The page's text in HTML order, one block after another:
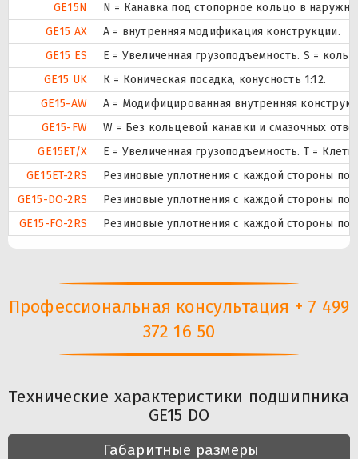
GE15N
N = Канавка под стопорное кольцо в
GE15 AX
A = внутренняя модификация конструкции.
GE15 ES
E = Увеличенная грузоподъемность. S =
GE15 UK
К = Коническая посадка, конусность 1:12.
GE15-AW
A = Модифицированная внутренняя
GE15-FW
W = Без кольцевой канавки и смазочных
GE15ET/X
E = Увеличенная грузоподъемность. T =
GE15ET-2RS
Резиновые уплотнения с каждой стороны
GE15-DO-2RS
Резиновые уплотнения с каждой стороны
GE15-FO-2RS
Резиновые уплотнения с каждой стороны
Профессиональная консультация + 7 499
372 16 50
Технические характеристики подшипника
GE15 DO
Габаритные размеры